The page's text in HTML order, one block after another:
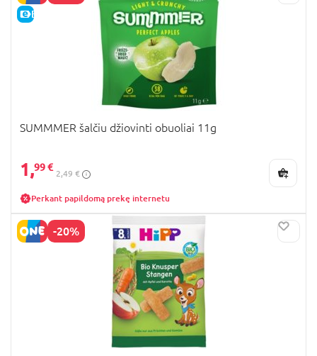
E-KAINA
SUMMMER šalčiu džiovinti obuoliai 11g
1,99 €
2,49 €
Perkant papildomą prekę internetu
-20%